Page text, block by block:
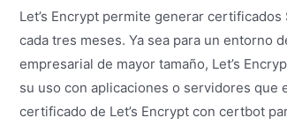
Let’s Encrypt permite generar
cada tres meses. Ya sea para un entorno
empresarial de mayor tamaño, Let’s
su uso con aplicaciones o servidores
certificado de Let’s Encrypt con certbot